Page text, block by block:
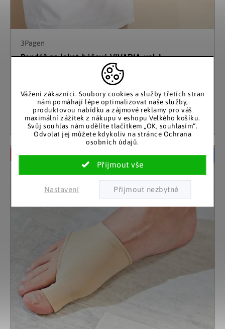
Vážení zákazníci. Soubory cookies a služby třetích stran
nám pomáhají lépe optimalizovat naše služby,
produktovou nabídku a zájmové reklamy pro váš
maximální zážitek z nákupu v eshopu Velkého košíku.
Svůj souhlas nám udělíte tlačítkem „OK, souhlasím“.
Odvolat jej můžete kdykoliv na stránce Ochrana
osobních údajů.
Nastavení
3Pagen
Bandáž na loket, béžová VIVADIA, vel. L
149 Kč
Detail
Akční cena
–72 %